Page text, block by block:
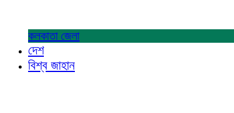
কলকাতা জেলা
দেশ
বিশ্ব জাহান